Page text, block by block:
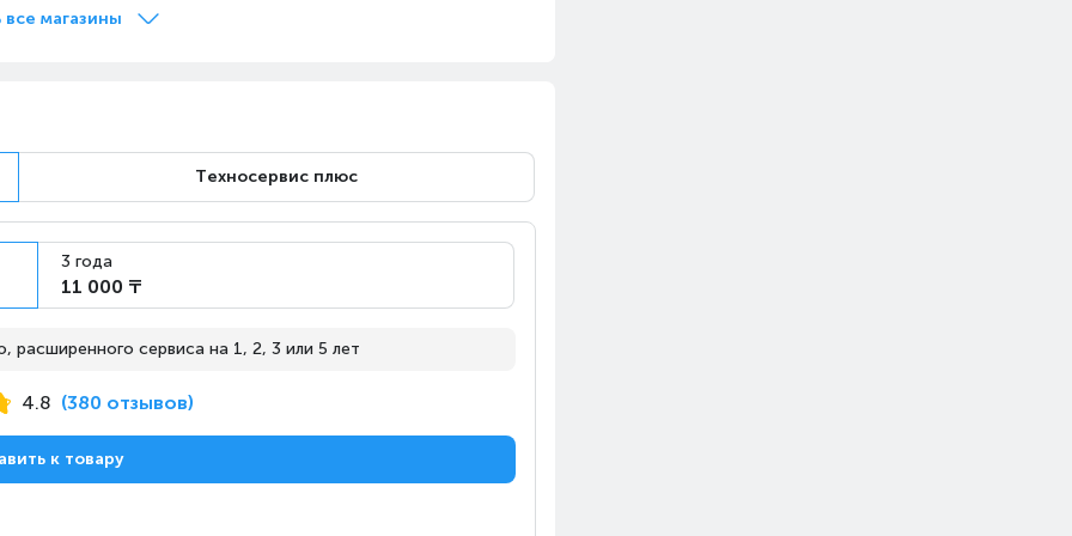
с 15 августа
с 15 августа Под заказ
с 15 августа Под заказ
с 15 августа
все магазины
Техносервис плюс
3 года
11 000 ₸
расширенного сервиса на 1, 2, 3 или 5 лет
4.8 (380 отзывов)
к товару